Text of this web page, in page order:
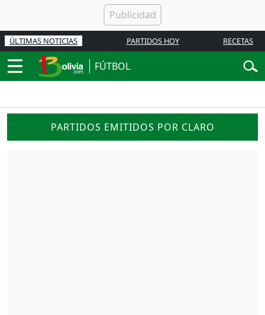
ÚLTIMAS NOTICIAS PARTIDOS HOY RECETAS
FÚTBOL
PARTIDOS EMITIDOS POR CLARO